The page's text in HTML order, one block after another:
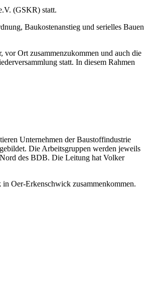
(GSKR) statt.
Baukostenanstieg und serielles Bauen
vor Ort zusammenzukommen und auch die
statt. In diesem Rahmen
Unternehmen der Baustoffindustrie
Die Arbeitsgruppen werden jeweils
des BDB. Die Leitung hat Volker
Oer-Erkenschwick zusammenkommen.